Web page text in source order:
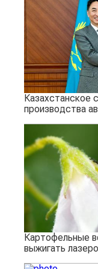
Казахстанское
производства
Картофельные
выжигать